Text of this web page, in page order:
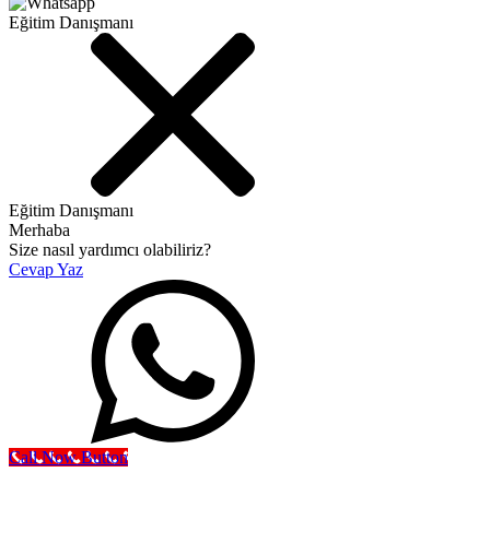
Eğitim Danışmanı
Eğitim Danışmanı
Merhaba
Size nasıl yardımcı olabiliriz?
Cevap Yaz
Call Now Button